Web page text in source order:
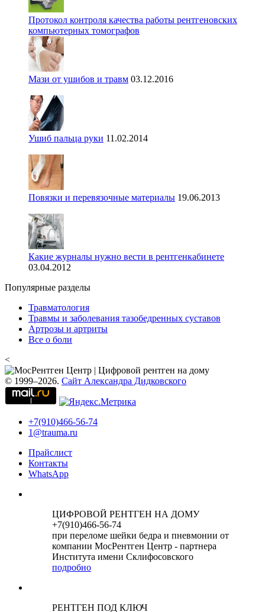
Протокол контроля качества работы рентгеновских
компьютерных томографов
Мази от ушибов и травм 03.12.2016
Ушиб пальца руки 11.02.2014
Повязки и перевязочные материалы 19.06.2013
Какие журналы нужно вести в рентгенкабинете
03.04.2012
Популярные разделы
Травматология
Травмы и заболевания тазобедренных суставов
Артрозы и артриты
Все о боли
<
© 1999–2026. Сайт Александра Дидковского
+7(910)466-56-74
1@trauma.ru
Прайслист
Контакты
WhatsApp
ЦИФРОВОЙ РЕНТГЕН НА ДОМУ
+7(910)466-56-74
при переломе шейки бедра и пневмонии от
компании МосРентген Центр - партнера
Института имени Склифосовского
подробно
РЕНТГЕН ПОД КЛЮЧ